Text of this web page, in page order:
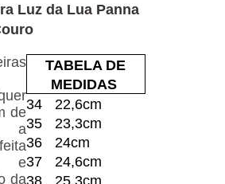
Luz da Lua Panna
TABELA DE
MEDIDAS
34
22,6cm
35
23,3cm
36
24cm
37
24,6cm
38
25,3cm
de
a
e
da